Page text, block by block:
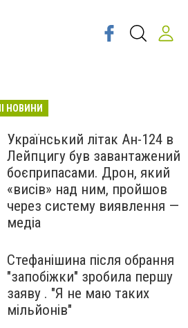
НОВИНИ
Український літак Ан-124 в
Лейпцигу був завантажений
боєприпасами. Дрон, який
«висів» над ним, пройшов
через систему виявлення —
медіа
Стефанішина після обрання
"запобіжки" зробила першу
заяву . "Я не маю таких
мільйонів"